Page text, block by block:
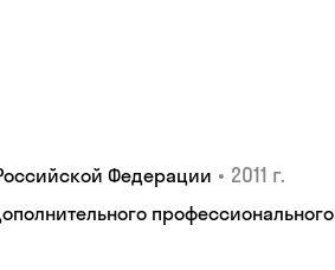
Федерации • 2011 г.
профессионального